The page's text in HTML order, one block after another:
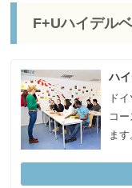
F+Uハイデル
ハ
ド
コ
ます